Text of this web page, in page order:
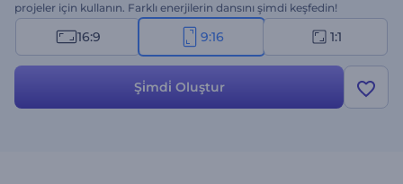
projeler için kullanın. Farklı enerjilerin dansını şimdi keşfedin!
16:9 9:16 1:1
Şi̇mdi̇ Oluştur